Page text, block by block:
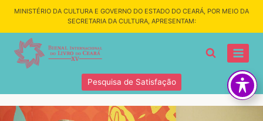
MINISTÉRIO DA CULTURA E GOVERNO DO ESTADO DO CEARÁ, POR MEIO DA
SECRETARIA DA CULTURA, APRESENTAM:
Pesquisa de Satisfação